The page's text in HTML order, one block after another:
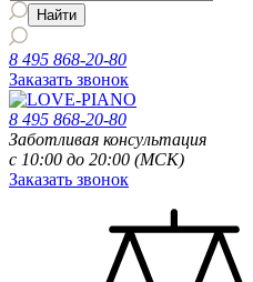
8 495 868-20-80
Заказать звонок
8 495 868-20-80
Заботливая консультация
с 10:00 до 20:00 (МСК)
Заказать звонок